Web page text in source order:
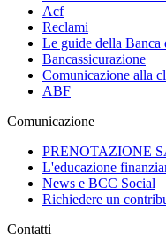
Acf
Reclami
Le guide della Banca
Bancassicurazione
Comunicazione alla
ABF
Comunicazione
PRENOTAZIONE
L'educazione
News e BCC Social
Richiedere un
Contatti